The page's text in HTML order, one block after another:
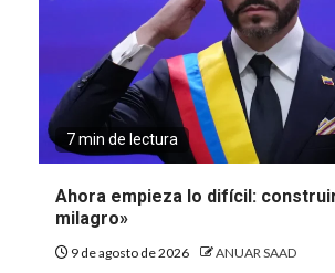
7 min de lectura
Ahora empieza lo difícil:
milagro»
9 de agosto de 2026 ANUAR SAAD